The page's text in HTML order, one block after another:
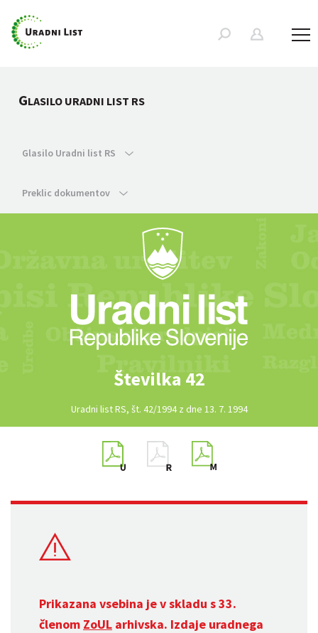
GLASILO URADNI LIST RS
Glasilo Uradni list RS
Preklic dokumentov
Številka 42
Uradni list RS, št. 42/1994 z dne 13. 7. 1994
Prikazana vsebina je v skladu s 33.
členom ZoUL arhivska. Izdaje uradnega